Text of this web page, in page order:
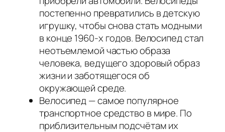
постепенно превратились в детскую
игрушку, чтобы снова стать модными
в конце 1960-х годов. Велосипед стал
неотъемлемой частью образа
человека, ведущего здоровый образ
жизни и заботящегося об
окружающей среде.
Велосипед — самое популярное
транспортное средство в мире. По
приблизительным подсчётам их